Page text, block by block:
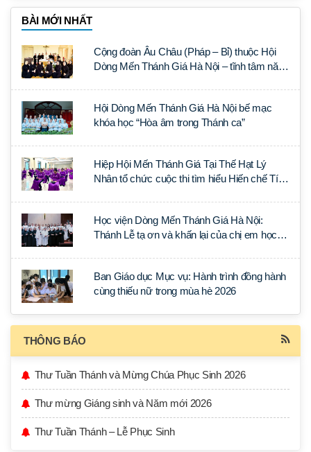
BÀI MỚI NHẤT
Cộng đoàn Âu Châu (Pháp – Bỉ) thuộc Hội
Dòng Mến Thánh Giá Hà Nội – tĩnh tâm năm
Hội Dòng Mến Thánh Giá Hà Nội bế mạc
khóa học “Hòa âm trong Thánh ca”
Hiệp Hội Mến Thánh Giá Tại Thế Hạt Lý
Nhân tổ chức cuộc thi tìm hiểu Hiến chế Tín
Học viện Dòng Mến Thánh Giá Hà Nội:
Thánh Lễ tạ ơn và khấn lại của chị em học
Ban Giáo dục Mục vụ: Hành trình đồng hành
cùng thiếu nữ trong mùa hè 2026
THÔNG BÁO
Thư Tuần Thánh và Mừng Chúa Phục Sinh 2026
Thư mừng Giáng sinh và Năm mới 2026
Thư Tuần Thánh – Lễ Phục Sinh